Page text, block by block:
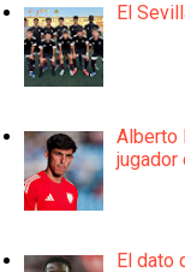
El
Alberto
jugador
El dato